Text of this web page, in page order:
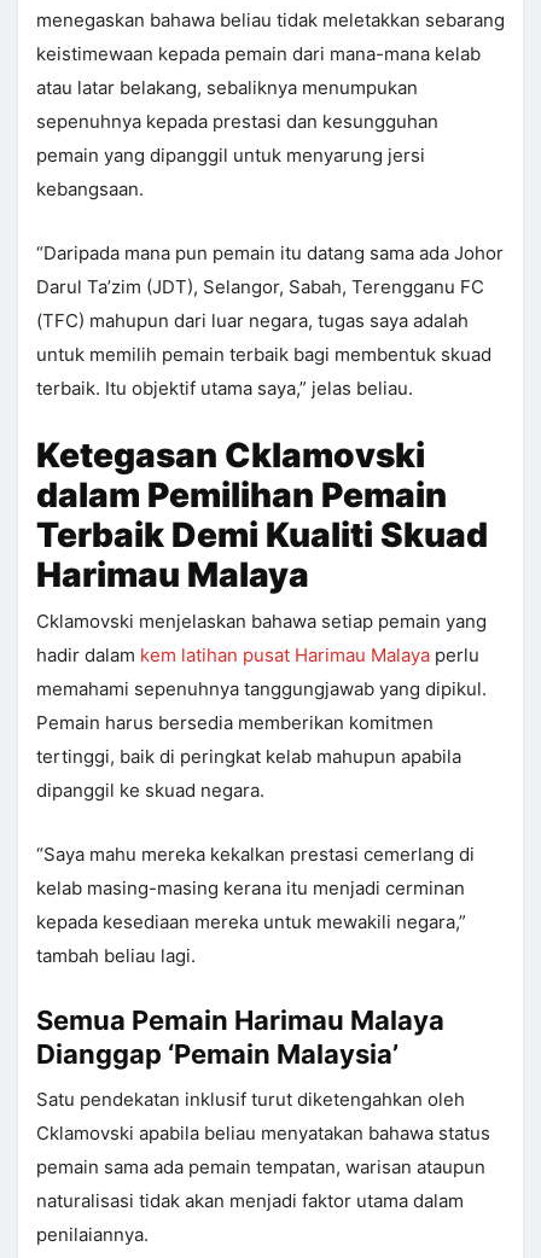
menegaskan bahawa beliau tidak meletakkan sebarang
keistimewaan kepada pemain dari mana-mana kelab
atau latar belakang, sebaliknya menumpukan
sepenuhnya kepada prestasi dan kesungguhan
pemain yang dipanggil untuk menyarung jersi
kebangsaan.
“Daripada mana pun pemain itu datang sama ada Johor
Darul Ta’zim (JDT), Selangor, Sabah, Terengganu FC
(TFC) mahupun dari luar negara, tugas saya adalah
untuk memilih pemain terbaik bagi membentuk skuad
terbaik. Itu objektif utama saya,” jelas beliau.
Ketegasan Cklamovski
dalam Pemilihan Pemain
Terbaik Demi Kualiti Skuad
Harimau Malaya
Cklamovski menjelaskan bahawa setiap pemain yang
hadir dalam kem latihan pusat Harimau Malaya perlu
memahami sepenuhnya tanggungjawab yang dipikul.
Pemain harus bersedia memberikan komitmen
tertinggi, baik di peringkat kelab mahupun apabila
dipanggil ke skuad negara.
“Saya mahu mereka kekalkan prestasi cemerlang di
kelab masing-masing kerana itu menjadi cerminan
kepada kesediaan mereka untuk mewakili negara,”
tambah beliau lagi.
Semua Pemain Harimau Malaya
Dianggap ‘Pemain Malaysia’
Satu pendekatan inklusif turut diketengahkan oleh
Cklamovski apabila beliau menyatakan bahawa status
pemain sama ada pemain tempatan, warisan ataupun
naturalisasi tidak akan menjadi faktor utama dalam
penilaiannya.